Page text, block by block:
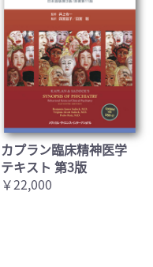
カプラン臨床精神医学
テキスト 第3版
￥22,000